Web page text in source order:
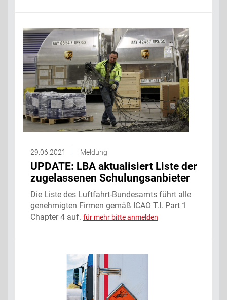
29.06.2021 Meldung
UPDATE: LBA aktualisiert Liste der
zugelassenen Schulungsanbieter
Die Liste des Luftfahrt-Bundesamts führt alle
genehmigten Firmen gemäß ICAO T.I. Part 1
Chapter 4 auf. für mehr bitte anmelden